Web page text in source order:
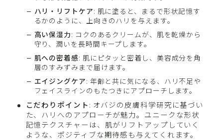
ハリ・リフトケア: 肌に塗ると、まるで形状記憶す
るかのように、上向きのハリを与えます。
高い保湿力: コクのあるクリームが、肌を乾燥から
守り、潤いを長時間キープします。
肌への密着感: 肌にピタッと密着し、美容成分を角
層のすみずみまで届けます。
エイジングケア: 年齢と共に気になる、ハリ不足や
フェイスラインのもたつきにアプローチします。
こだわりポイント: オバジの皮膚科学研究に基づい
た、ハリへのアプローチが魅力。ユニークな形状
記憶テクスチャーは、肌がリフトアップしていく
ような、ポジティブな期待感も与えてくれます。